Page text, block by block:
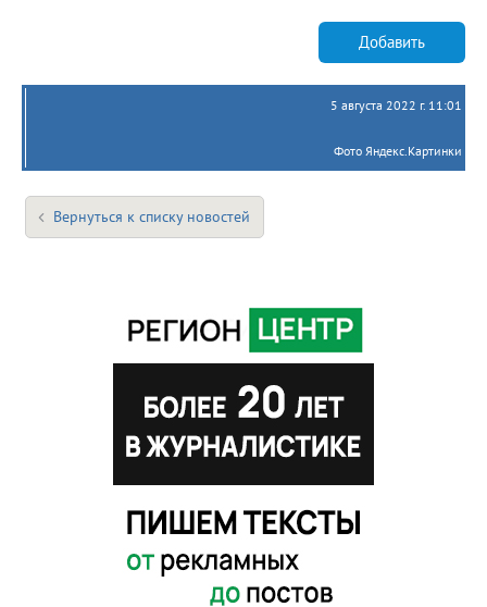
Добавить
5 августа 2022 г. 11:01
Фото Яндекс.Картинки
Вернуться к списку новостей